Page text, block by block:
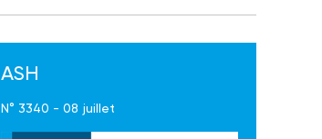
ASH
N° 3340 - 08 juillet